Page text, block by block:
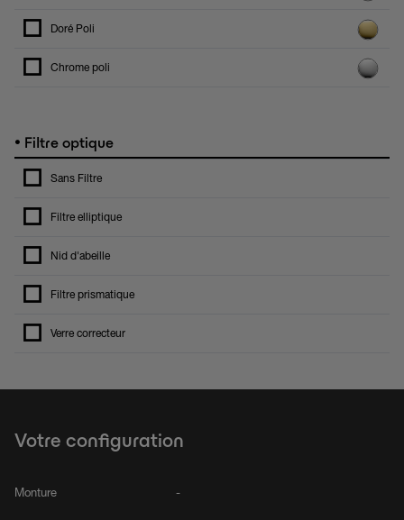
Doré Poli
Chrome poli
• Filtre optique
Sans Filtre
Filtre elliptique
Nid d'abeille
Filtre prismatique
Verre correcteur
Votre configuration
Monture -